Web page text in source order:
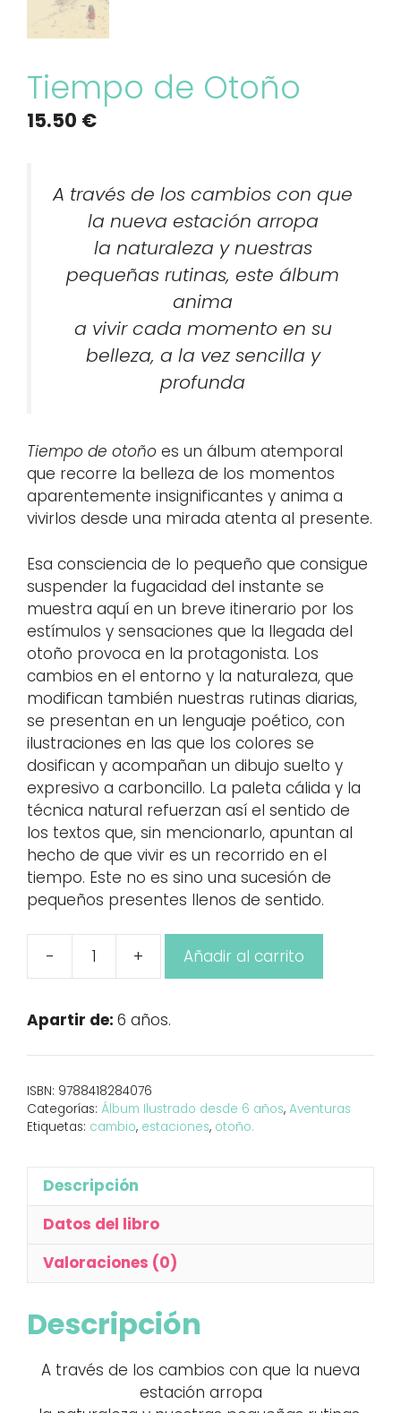
Tiempo de Otoño
15.50 €
A través de los cambios con que
la nueva estación arropa
la naturaleza y nuestras
pequeñas rutinas, este álbum
anima
a vivir cada momento en su
belleza, a la vez sencilla y
profunda
Tiempo de otoño es un álbum atemporal
que recorre la belleza de los momentos
aparentemente insignificantes y anima a
vivirlos desde una mirada atenta al presente.
Esa consciencia de lo pequeño que consigue
suspender la fugacidad del instante se
muestra aquí en un breve itinerario por los
estímulos y sensaciones que la llegada del
otoño provoca en la protagonista. Los
cambios en el entorno y la naturaleza, que
modifican también nuestras rutinas diarias,
se presentan en un lenguaje poético, con
ilustraciones en las que los colores se
dosifican y acompañan un dibujo suelto y
expresivo a carboncillo. La paleta cálida y la
técnica natural refuerzan así el sentido de
los textos que, sin mencionarlo, apuntan al
hecho de que vivir es un recorrido en el
tiempo. Este no es sino una sucesión de
pequeños presentes llenos de sentido.
-
Tiempo
Otoño
+ Añadir al carrito
Apartir de: 6 años.
ISBN: 9788418284076
Categorías: Álbum Ilustrado desde 6 años, Aventuras
Etiquetas: cambio, estaciones, otoño.
Descripción
Datos del libro
Valoraciones (0)
Descripción
A través de los cambios con que la nueva
estación arropa